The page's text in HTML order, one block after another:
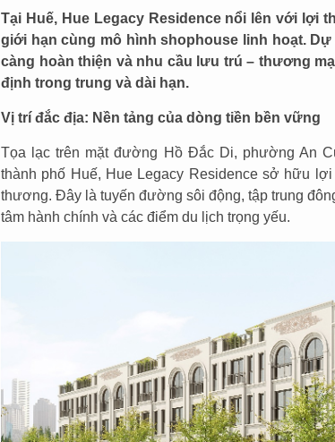
Tại Huế, Hue Legacy Residence nổi lên với lợi
giới hạn cùng mô hình shophouse linh hoạt.
càng hoàn thiện và nhu cầu lưu trú – thương
định trong trung và dài hạn.
Vị trí đắc địa: Nền tảng của dòng tiền bền vững
Tọa lạc trên mặt đường Hồ Đắc Di, phường An
thành phố Huế, Hue Legacy Residence sở hữu
thương. Đây là tuyến đường sôi động, tập trung
tâm hành chính và các điểm du lịch trọng yếu.